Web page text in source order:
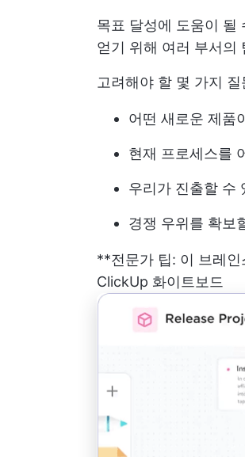
목표 달성에 도움이 될
얻기 위해 여러 부서의
고려해야 할 몇 가지
어떤 새로운 제품
현재 프로세스를
우리가 진출할 수
경쟁 우위를 확보
**전문가 팁: 이 브레
ClickUp 화이트보드